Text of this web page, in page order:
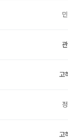
고
고